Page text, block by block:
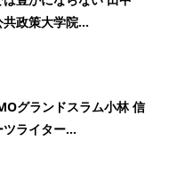
政策大学院...
グランドスラム小林 信
ライター...